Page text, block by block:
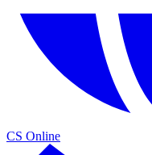
CS Online